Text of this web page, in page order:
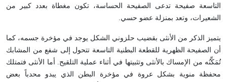
التاسعة صفيحة تدعى الصفيحة الحساسة، تكون مغطاة بعدد كبير من
الشعيرات، وتعد بمنزلة عضو حسي.
يتميز الذكر من الأنثى بقضيب حلزوني الشكل يوجد في مؤخرة جسمه، كما
أن الصفيحة الظهرية للقطعة البطنية التاسعة تتحول إلى شفع من المشابك
تُمَكِّنُه من الإمساك بالأنثى وتثبيتها في أثناء عملية التلقيح. أما الأنثى فتمتلك
محفظة منوية بشكل عروة في مؤخرة البطن الذي يبدو محدباً بعض